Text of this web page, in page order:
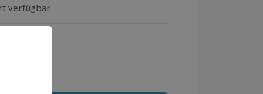
verfügbar
Schritt einen Termin aus